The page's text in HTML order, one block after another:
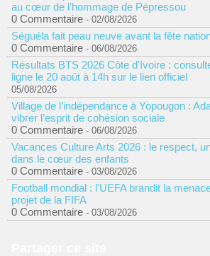
au cœur de l’hommage de Pépressou
0 Commentaire - 02/08/2026
Séguéla fait peau neuve avant la fête
0 Commentaire - 06/08/2026
Résultats BTS 2026 Côte d'Ivoire :
ligne le 20 août à 14h sur le lien officiel
05/08/2026
Village de l’indépendance à Yopougon :
vibrer l’esprit de cohésion sociale
0 Commentaire - 06/08/2026
Vacances Culture Arts 2026 : le respect,
dans le cœur des enfants
0 Commentaire - 03/08/2026
Football mondial : l'UEFA brandit la
projet de la FIFA
0 Commentaire - 03/08/2026